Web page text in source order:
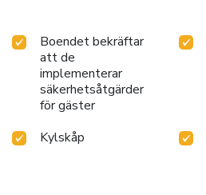
Boendet bekräftar
att de
implementerar
säkerhetsåtgärder
för gäster
Kylskåp